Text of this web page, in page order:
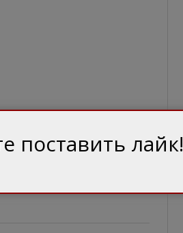
поставить лайк!